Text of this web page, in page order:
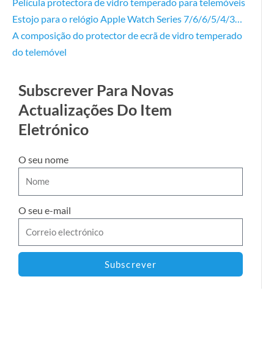
Estojo para o relógio Apple Watch Series 7/6/6/5/4/3…
A composição do protector de ecrã de vidro temperado
do telemóvel
Subscrever Para Novas
Actualizações Do Item
Eletrónico
O seu nome
O seu e-mail
Subscrever